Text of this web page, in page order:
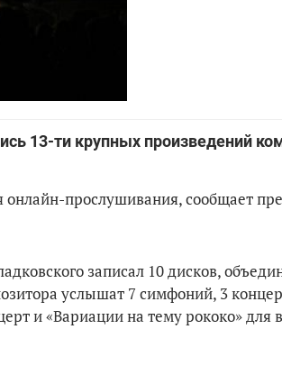
13-ти крупных произведений
онлайн-прослушивания, сообщает
записал 10 дисков,
услышат 7 симфоний, 3
и «Вариации на тему рококо» для